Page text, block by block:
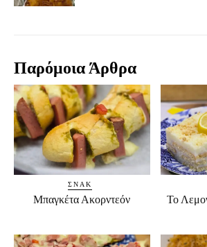
Παρόμοια Άρθρα
ΣΝΑΚ
Μπαγκέτα Ακορντεόν Το